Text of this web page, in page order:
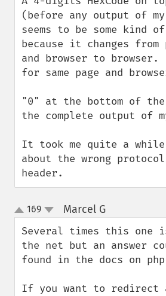
(before any output of
seems to be some kind of
because it changes from
and browser to browser.
for same page and
"0" at the bottom of
the complete output of
It took me quite a
about the wrong
header.
up
down
169 Marcel G¶
Several times this one
the net but an answer
found in the docs on
If you want to redirect